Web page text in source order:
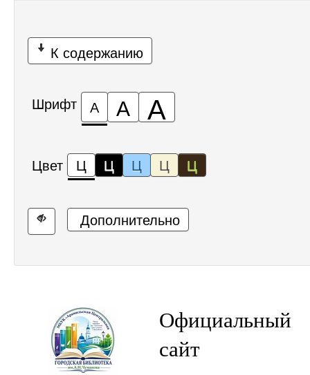
К содержанию
Шрифт А А А
Цвет Ц Ц Ц Ц Ц
Дополнительно
Официальный
сайт